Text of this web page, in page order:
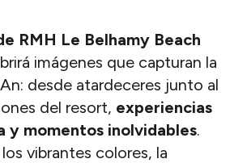
RMH Le Belhamy Beach
imágenes que capturan la
desde atardeceres junto al
del resort, experiencias
y momentos inolvidables.
vibrantes colores, la